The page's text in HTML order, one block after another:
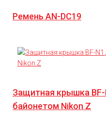
Ремень AN-DC19
Защитная крышка
байонетом Nikon Z